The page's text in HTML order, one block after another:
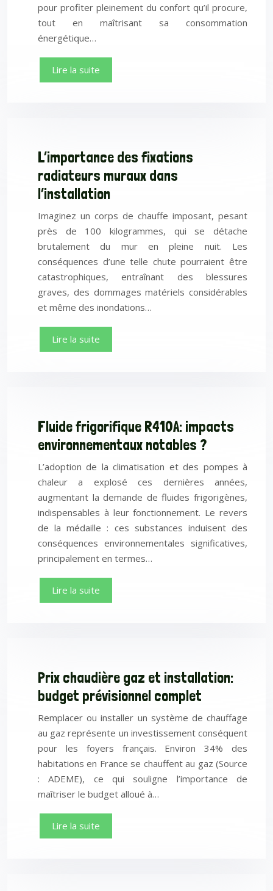
pour profiter pleinement du confort qu’il procure,
tout en maîtrisant sa consommation
énergétique…
Lire la suite
L’importance des fixations
radiateurs muraux dans
l’installation
Imaginez un corps de chauffe imposant, pesant
près de 100 kilogrammes, qui se détache
brutalement du mur en pleine nuit. Les
conséquences d’une telle chute pourraient être
catastrophiques, entraînant des blessures
graves, des dommages matériels considérables
et même des inondations…
Lire la suite
Fluide frigorifique R410A: impacts
environnementaux notables ?
L’adoption de la climatisation et des pompes à
chaleur a explosé ces dernières années,
augmentant la demande de fluides frigorigènes,
indispensables à leur fonctionnement. Le revers
de la médaille : ces substances induisent des
conséquences environnementales significatives,
principalement en termes…
Lire la suite
Prix chaudière gaz et installation:
budget prévisionnel complet
Remplacer ou installer un système de chauffage
au gaz représente un investissement conséquent
pour les foyers français. Environ 34% des
habitations en France se chauffent au gaz (Source
: ADEME), ce qui souligne l’importance de
maîtriser le budget alloué à…
Lire la suite